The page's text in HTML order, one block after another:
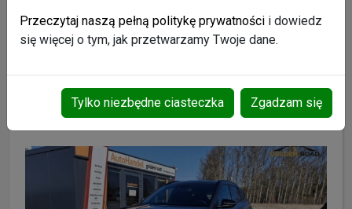
TUCSON 1,6 crdi 136KM
N LINE full kamery 360
alcantara KRELL I-rej
2023 opłac
Przeczytaj naszą pełną politykę prywatności i dowiedz
się więcej o tym, jak przetwarzamy Twoje dane.
Tylko niezbędne ciasteczka Zgadzam się